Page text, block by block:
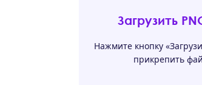
Загрузить
Нажмите кнопку
прикрепить